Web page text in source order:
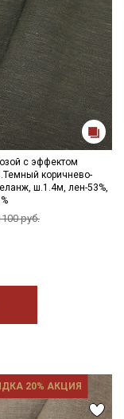
с эффектом
коричнево-
ш.1.4м, лен-53%,
руб.
20% АКЦИЯ